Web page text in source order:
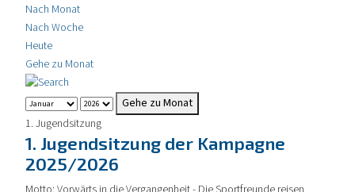
Nach Monat
Nach Woche
Heute
Gehe zu Monat
Gehe zu Monat
1. Jugendsitzung
1. Jugendsitzung der Kampagne
2025/2026